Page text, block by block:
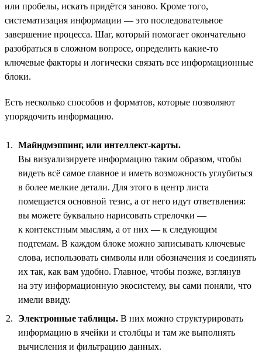
или пробелы, искать придётся заново. Кроме того,
систематизация информации — это последовательное
завершение процесса. Шаг, который помогает окончательно
разобраться в сложном вопросе, определить какие-то
ключевые факторы и логически связать все информационные
блоки.
Есть несколько способов и форматов, которые позволяют
упорядочить информацию.
Майндмэппинг, или интеллект-карты.
Вы визуализируете информацию таким образом, чтобы
видеть всё самое главное и иметь возможность углубиться
в более мелкие детали. Для этого в центр листа
помещается основной тезис, а от него идут ответвления:
вы можете буквально нарисовать стрелочки —
к контекстным мыслям, а от них — к следующим
подтемам. В каждом блоке можно записывать ключевые
слова, использовать символы или обозначения и соединять
их так, как вам удобно. Главное, чтобы позже, взглянув
на эту информационную экосистему, вы сами поняли, что
имели ввиду.
Электронные таблицы. В них можно структурировать
информацию в ячейки и столбцы и там же выполнять
вычисления и фильтрацию данных.